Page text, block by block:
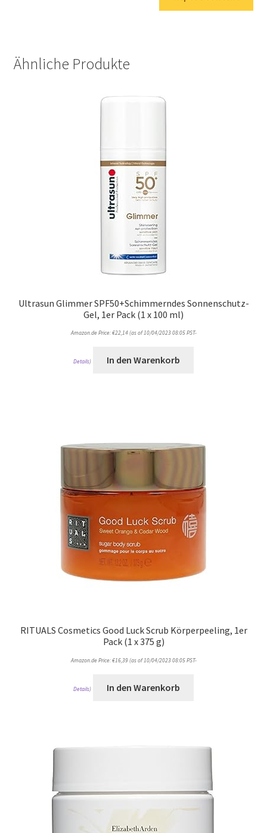
Ähnliche Produkte
Ultrasun Glimmer SPF50+Schimmerndes Sonnenschutz-
Gel, 1er Pack (1 x 100 ml)
Amazon.de Price:€22,14(as of 10/04/2023 08:05 PST-
Details) In den Warenkorb
RITUALS Cosmetics Good Luck Scrub Körperpeeling, 1er
Pack (1 x 375 g)
Amazon.de Price:€16,39(as of 10/04/2023 08:05 PST-
Details) In den Warenkorb